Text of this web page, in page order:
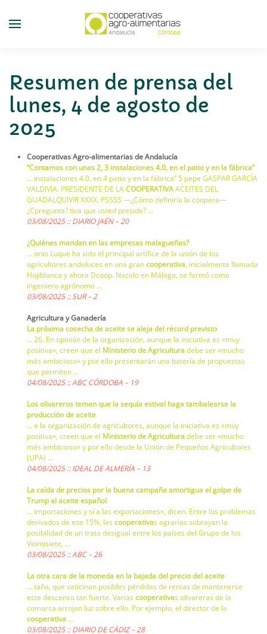
Resumen de prensa del
lunes, 4 de agosto de
2025
Cooperativas Agro-alimentarias de Andalucía
“Contamos con unas 2, 3 instalaciones 4.0, en el patio y en la fábrica”
… instalaciones 4.0, en 4 patio y en la fábrica” 5 pepe GASPAR GARCÍA
VALDIVIA. PRESIDENTE DE LACOOPERATIVAACEITES DEL
GUADALQUIVIR XXXX. PSSSS —¿Cómo definiría la coopera—
¿Cpregunta? tiva que usted preside? …
03/08/2025 :: DIARIO JAÉN – 20
¿Quiénes mandan en las empresas malagueñas?
… onio Luque ha sido el principal artífice de la unión de los
agricultores andaluces en una grancooperativa, inicialmente llamada
Hojiblanca y ahora Dcoop. Nacido en Málaga, se formó como
ingeniero agrónomo …
03/08/2025 :: SUR – 2
Agricultura y Ganadería
La próxima cosecha de aceite se aleja del récord previsto
… 26. En opinión de la organización, aunque la iniciativa es «muy
positiva», creen que el Ministerio de Agriculturadebe ser «mucho
más ambicioso» y por ello presentarán una batería de propuestas
que permiten …
04/08/2025 :: ABC CÓRDOBA – 19
Los olivareros temen que la sequía estival haga tambalearse la
producción de aceite
… e la organización de agricultores, aunque la iniciativa es «muy
positiva», creen que el Ministerio de Agriculturadebe ser «mucho
más ambicioso» y por ello desde la Unión de Pequeños Agricultores
(UPA) …
04/08/2025 :: IDEAL DE ALMERÍA – 13
La caída de precios por la buena campaña amortigua el golpe de
Trump al aceite español
… importaciones y sí a las exportaciones», dicen. Entre los problemas
derivados de ese 15%, lascooperativas agrarias subrayan la
posibilidad de un trato desigual entre los países del Grupo de los
Veintisiete, …
03/08/2025 :: ABC – 26
La otra cara de la moneda en la bajada del precio del aceite
… taña, que vaticinan posibles pérdidas de rentas de mantenerse
este descenso tan fuerte. Variascooperativas olivareras de la
comarca arrojan luz sobre ello. Por ejemplo, el director de la
cooperativa …
03/08/2025 :: DIARIO DE CÁDIZ – 28